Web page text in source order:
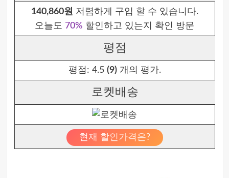
140,860원 저렴하게 구입 할 수 있습니다.
오늘도 70% 할인하고 있는지 확인 방문
평점
평점: 4.5 (9)개의 평가.
로켓배송
현재 할인가격은?